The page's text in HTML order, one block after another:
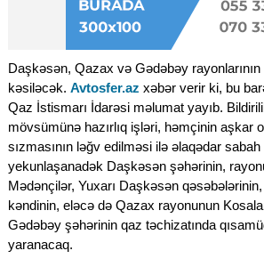
Daşkəsən, Qazax və Gədəbəy
kəsiləcək. Avtosfer.az xəbər verir ki, bu
Qaz İstismarı İdarəsi məlumat yayıb.
mövsümünə hazırlıq işləri, həmçinin aşkar
sızmasının ləğv edilməsi ilə əlaqədar
yekunlaşanadək Daşkəsən şəhərinin,
Mədənçilər, Yuxarı Daşkəsən
kəndinin, eləcə də Qazax rayonunun
Gədəbəy şəhərinin qaz təchizatında
yaranacaq.